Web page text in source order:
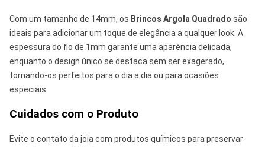
Com um tamanho de 14mm, os Brincos Argola Quadrado são
ideais para adicionar um toque de elegância a qualquer look. A
espessura do fio de 1mm garante uma aparência delicada,
enquanto o design único se destaca sem ser exagerado,
tornando-os perfeitos para o dia a dia ou para ocasiões
especiais.
Cuidados com o Produto
Evite o contato da joia com produtos químicos para preservar